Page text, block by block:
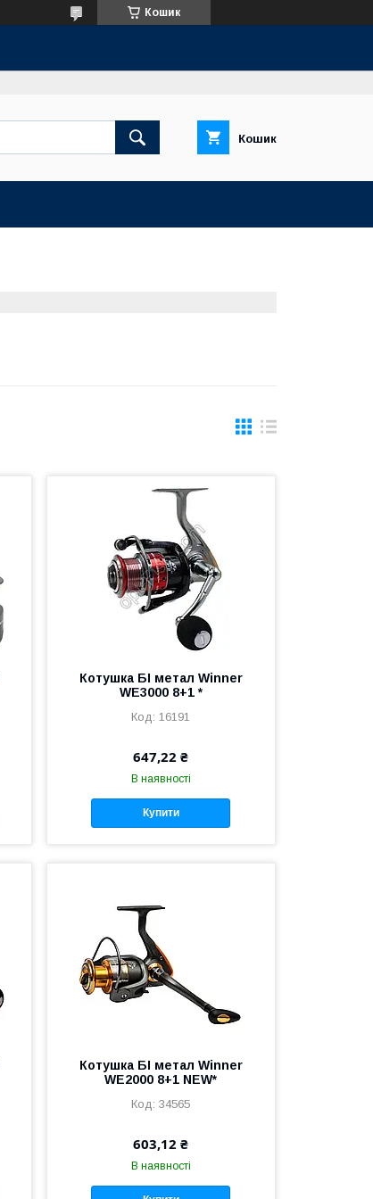
Кошик
Кошик
Котушка БІ метал Winner
WE3000 8+1 *
16191
647,22 ₴
В наявності
Купити
Котушка БІ метал Winner
WE2000 8+1 NEW*
34565
603,12 ₴
В наявності